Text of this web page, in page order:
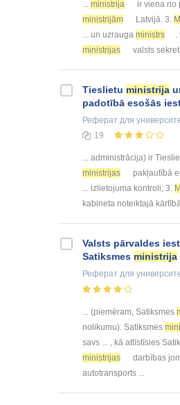
ministrija
ir viena no
ministrijām
Latvijā. 3.
... un uzrauga ministrs
ministrijas
valsts
Tieslietu ministrija
padotībā esošās
Реферат для
19
... administrācija) ir
ministrijas
pakļautībā
... izlietojuma kontroli; 3.
kabineta noteiktajā
Valsts pārvaldes
Satiksmes ministrija
Реферат для
... (piemēram, Satiksmes
nolikumu). Satiksmes
savs ... , kā attīstīsies
ministrijas
darbības
autotransports ...